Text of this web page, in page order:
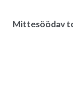
Mittesöödav